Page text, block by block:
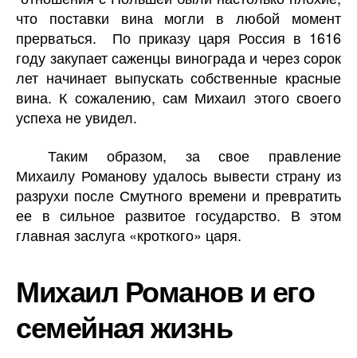
что поставки вина могли в любой момент
прерваться.
По приказу царя Россия в 1616
году закупает саженцы винограда и через сорок
лет начинает выпускать собственные красные
вина. К сожалению, сам Михаил этого своего
успеха не увидел.
Таким образом, за свое правление
Михаилу Романову удалось вывести страну из
разрухи после Смутного времени и превратить
ее в сильное развитое государство. В этом
главная заслуга «кроткого» царя.
Михаил Романов и его
семейная жизнь